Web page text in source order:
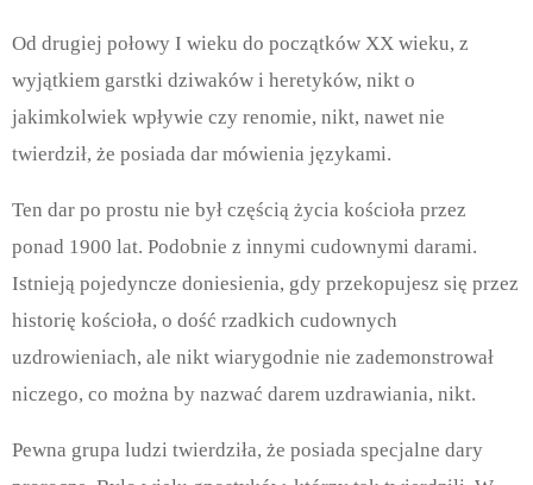
Od drugiej połowy I wieku do początków XX wieku, z
wyjątkiem garstki dziwaków i heretyków, nikt o
jakimkolwiek wpływie czy renomie, nikt, nawet nie
twierdził, że posiada dar mówienia językami.
Ten dar po prostu nie był częścią życia kościoła przez
ponad 1900 lat. Podobnie z innymi cudownymi darami.
Istnieją pojedyncze doniesienia, gdy przekopujesz się przez
historię kościoła, o dość rzadkich cudownych
uzdrowieniach, ale nikt wiarygodnie nie zademonstrował
niczego, co można by nazwać darem uzdrawiania, nikt.
Pewna grupa ludzi twierdziła, że posiada specjalne dary